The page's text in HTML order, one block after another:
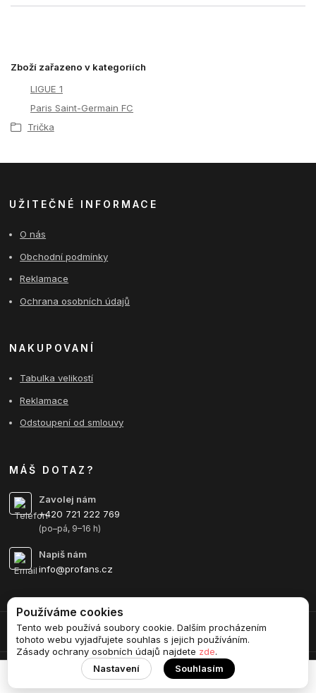
Zboží zařazeno v kategoriích
LIGUE 1
Paris Saint-Germain FC
Trička
UŽITEČNÉ INFORMACE
O nás
Obchodní podmínky
Reklamace
Ochrana osobních údajů
NAKUPOVANÍ
Tabulka velikostí
Reklamace
Odstoupení od smlouvy
MÁŠ DOTAZ?
Zavolej nám
+420 721 222 769
(po–pá, 9–16 h)
Napiš nám
info@profans.cz
Upravit sběr cookies.
Vytvořeno na Eshop-rychle.cz
Používáme cookies
Tento web používá soubory cookie. Dalším procházením
tohoto webu vyjadřujete souhlas s jejich používáním.
Zásady ochrany osobních údajů najdete zde.
Nastavení
Souhlasím